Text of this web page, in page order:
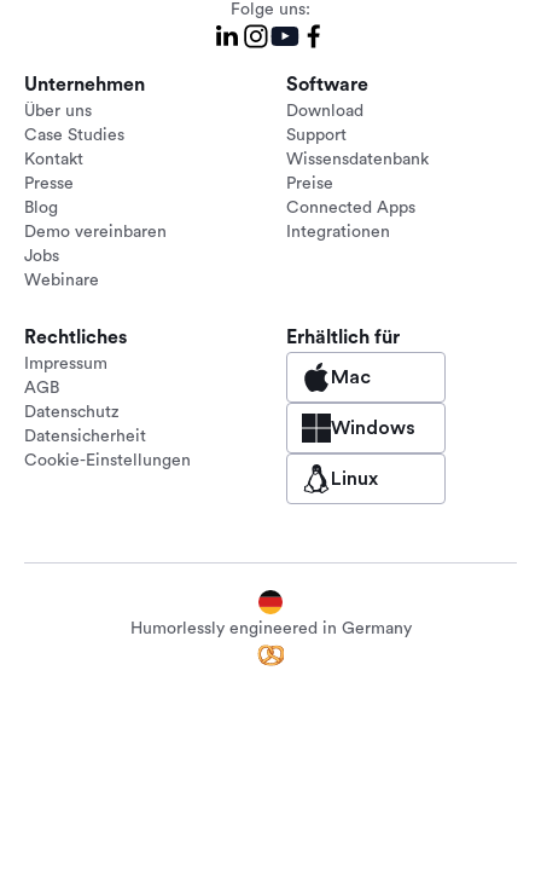
Folge uns:
Unternehmen
Über uns
Case Studies
Kontakt
Presse
Blog
Demo vereinbaren
Jobs
Webinare
Software
Download
Support
Wissensdatenbank
Preise
Connected Apps
Integrationen
Rechtliches
Impressum
AGB
Datenschutz
Datensicherheit
Cookie-Einstellungen
Erhältlich für
Mac
Windows
Linux
Humorlessly engineered in Germany